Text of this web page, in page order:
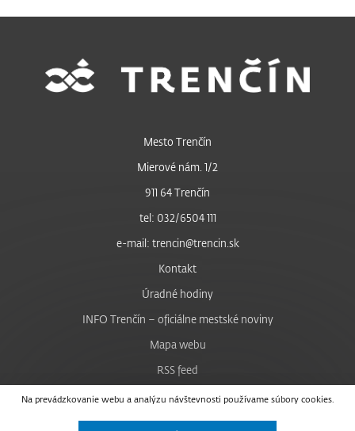
Na prevádzkovanie webu a analýzu návštevnosti používame súbory cookies.
Mesto Trenčín
Mierové nám. 1/2
911 64 Trenčín
tel: 032/6504 111
e-mail: trencin@trencin.sk
Kontakt
Úradné hodiny
INFO Trenčín – oficiálne mestské noviny
Mapa webu
RSS feed
Nastavenie cookies
Facebook